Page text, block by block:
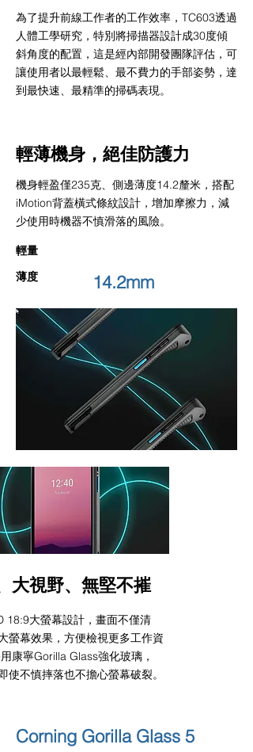
為了提升前線工作者的工作效率，TC603透過
人體工學研究，特別將掃描器設計成30度傾
斜角度的配置，這是經內部開發團隊評估，可
讓使用者以最輕鬆、最不費力的手部姿勢，達
到最快速、最精準的掃碼表現。
輕薄機身，絕佳防護力
機身輕盈僅235克、側邊薄度14.2釐米，搭配
iMotion背蓋橫式條紋設計，增加摩擦力，減
少使用時機器不慎滑落的風險。
​輕量
薄度
14.2mm
大視野、無堅不摧
18:9大螢幕設計，畫面不僅清
螢幕效果，方便檢視更多工作資
康寧Gorilla Glass強化玻璃，
使不慎摔落也不擔心螢幕破裂。
Corning Gorilla Glass 5